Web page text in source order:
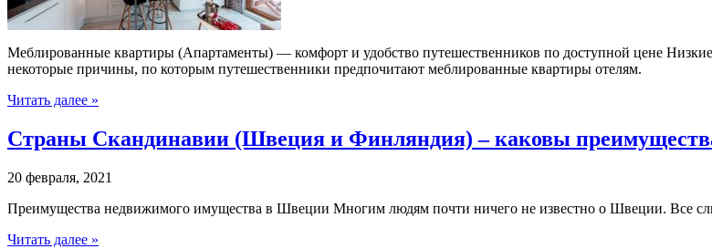
Меблированные квартиры (Апартаменты) — комфорт и удобство путешественников по доступной цене
некоторые причины, по которым путешественники предпочитают меблированные квартиры отелям.
Читать далее »
Страны Скандинавии (Швеция и Финляндия) – каковы
20 февраля, 2021
Преимущества недвижимого имущества в Швеции Многим людям почти ничего не известно о Швеции. Все
Читать далее »